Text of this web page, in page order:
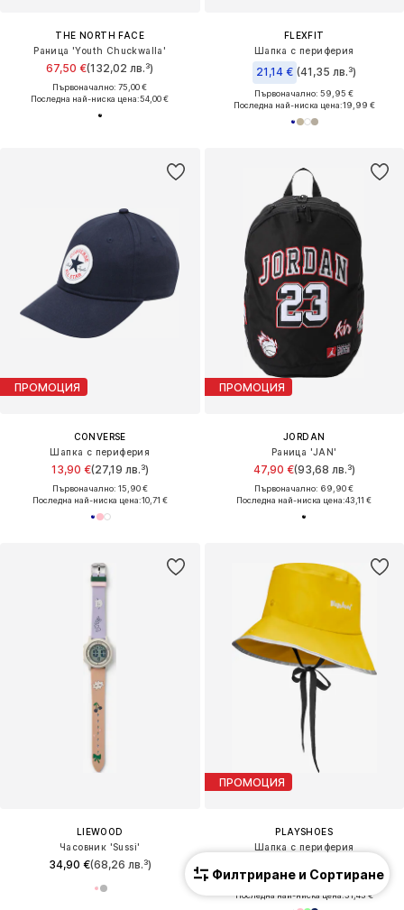
THE NORTH FACE
Раница 'Youth Chuckwalla'
67,50 €(132,02 лв.³)
Първоначално: 75,00 €
Последна най-ниска цена:54,00 €
FLEXFIT
Шапка с периферия
21,14 € (41,35 лв.³)
Първоначално: 59,95 €
Последна най-ниска цена:19,99 €
ПРОМОЦИЯ
CONVERSE
Шапка с периферия
13,90 €(27,19 лв.³)
Първоначално: 15,90 €
Последна най-ниска цена:10,71 €
ПРОМОЦИЯ
JORDAN
Раница 'JAN'
47,90 €(93,68 лв.³)
Първоначално: 69,90 €
Последна най-ниска цена:43,11 €
LIEWOOD
Часовник 'Sussi'
34,90 €(68,26 лв.³)
ПРОМОЦИЯ
PLAYSHOES
Шапка с периферия
Първоначално: 54,90 €
Последна най-ниска цена:31,43 €
Филтриране и Сортиране